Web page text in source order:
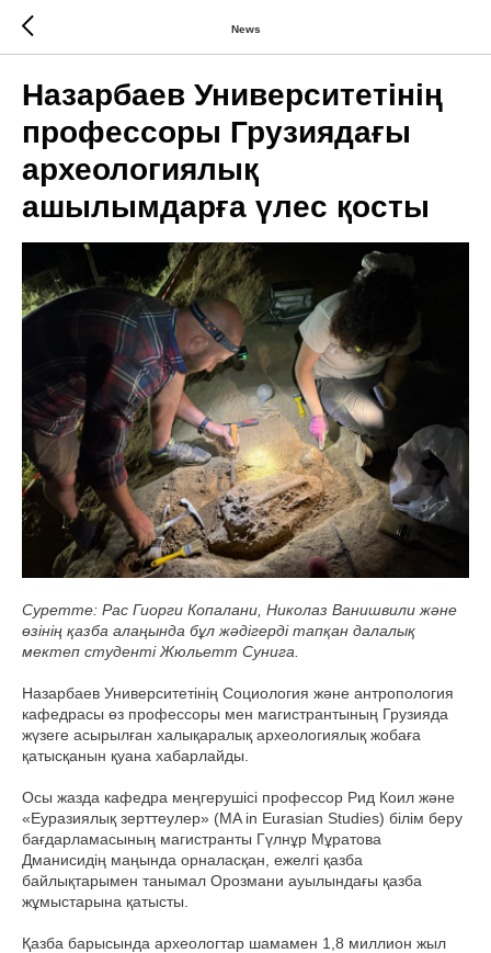
News
Назарбаев Университетінің
профессоры Грузиядағы
археологиялық
ашылымдарға үлес қосты
Суретте: Рас Гиорги Копалани, Николаз Ванишвили және
өзінің қазба алаңында бұл жәдігерді тапқан далалық
мектеп студенті Жюльетт Сунига.
Назарбаев Университетінің Социология және антропология
кафедрасы өз профессоры мен магистрантының Грузияда
жүзеге асырылған халықаралық археологиялық жобаға
қатысқанын қуана хабарлайды.
Осы жазда кафедра меңгерушісі профессор Рид Коил және
«Еуразиялық зерттеулер» (MA in Eurasian Studies) білім беру
бағдарламасының магистранты Гүлнұр Мұратова
Дманисидің маңында орналасқан, ежелгі қазба
байлықтарымен танымал Орозмани ауылындағы қазба
жұмыстарына қатысты.
Қазба барысында археологтар шамамен 1,8 миллион жыл